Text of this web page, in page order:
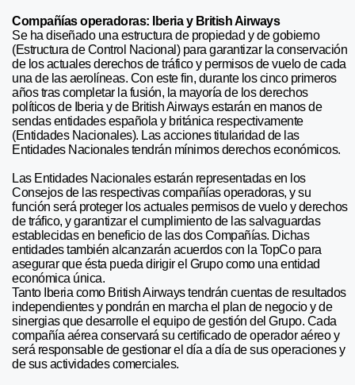
Compañías operadoras: Iberia y British Airways
Se ha diseñado una estructura de propiedad y de gobierno
(Estructura de Control Nacional) para garantizar la conservación
de los actuales derechos de tráfico y permisos de vuelo de cada
una de las aerolíneas. Con este fin, durante los cinco primeros
años tras completar la fusión, la mayoría de los derechos
políticos de Iberia y de British Airways estarán en manos de
sendas entidades española y británica respectivamente
(Entidades Nacionales). Las acciones titularidad de las
Entidades Nacionales tendrán mínimos derechos económicos.
Las Entidades Nacionales estarán representadas en los
Consejos de las respectivas compañías operadoras, y su
función será proteger los actuales permisos de vuelo y derechos
de tráfico, y garantizar el cumplimiento de las salvaguardas
establecidas en beneficio de las dos Compañías. Dichas
entidades también alcanzarán acuerdos con la TopCo para
asegurar que ésta pueda dirigir el Grupo como una entidad
económica única.
Tanto Iberia como British Airways tendrán cuentas de resultados
independientes y pondrán en marcha el plan de negocio y de
sinergias que desarrolle el equipo de gestión del Grupo. Cada
compañía aérea conservará su certificado de operador aéreo y
será responsable de gestionar el día a día de sus operaciones y
de sus actividades comerciales.